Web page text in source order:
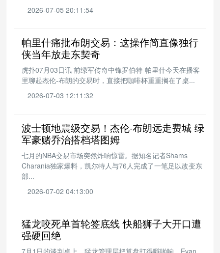
2026-07-05 20:11:54
帕里什痛批布朗交易：这操作简直像独行
侠当年放走东契奇
虎扑07月03日讯 前绿军传奇中锋罗伯特-帕里什今天在播客
里聊起杰伦-布朗的交易时，直接把咖啡杯重重搁在了桌...
2026-07-03 12:11:32
波士顿地震级交易！杰伦·布朗远走费城 绿
军豪赌乔治搭档塔图姆
七月的NBA交易市场突然炸响惊雷。据知名记者Shams
Charania独家爆料，凯尔特人与76人完成了一笔足以改变东
部...
2026-07-02 04:13:00
猛龙咬死单首轮签底线 快船狮子大开口遭
强硬回绝
7月1日的谈判桌上，猛龙管理层把算盘打得噼啪响。Evan